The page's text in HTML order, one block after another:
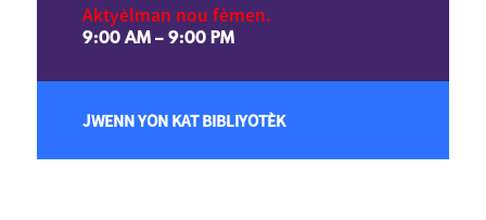
Aktyèlman nou fèmen.
9:00 AM – 9:00 PM
JWENN YON KAT BIBLIYOTÈK